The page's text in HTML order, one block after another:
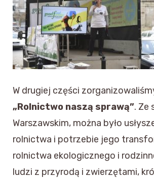
W drugiej części
„Rolnictwo naszą sprawą”. Ze
Warszawskim, można było
rolnictwa i potrzebie jego
rolnictwa ekologicznego i
ludzi z przyrodą i zwierzętami,